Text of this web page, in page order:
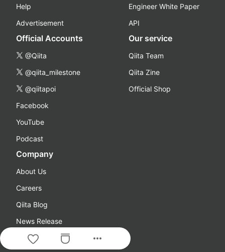
more_horiz
Help
Advertisement
Engineer White Paper
API
Official Accounts
@Qiita
@qiita_milestone
@qiitapoi
Facebook
YouTube
Podcast
Our service
Qiita Team
Qiita Zine
Official Shop
Company
About Us
Careers
Qiita Blog
News Release